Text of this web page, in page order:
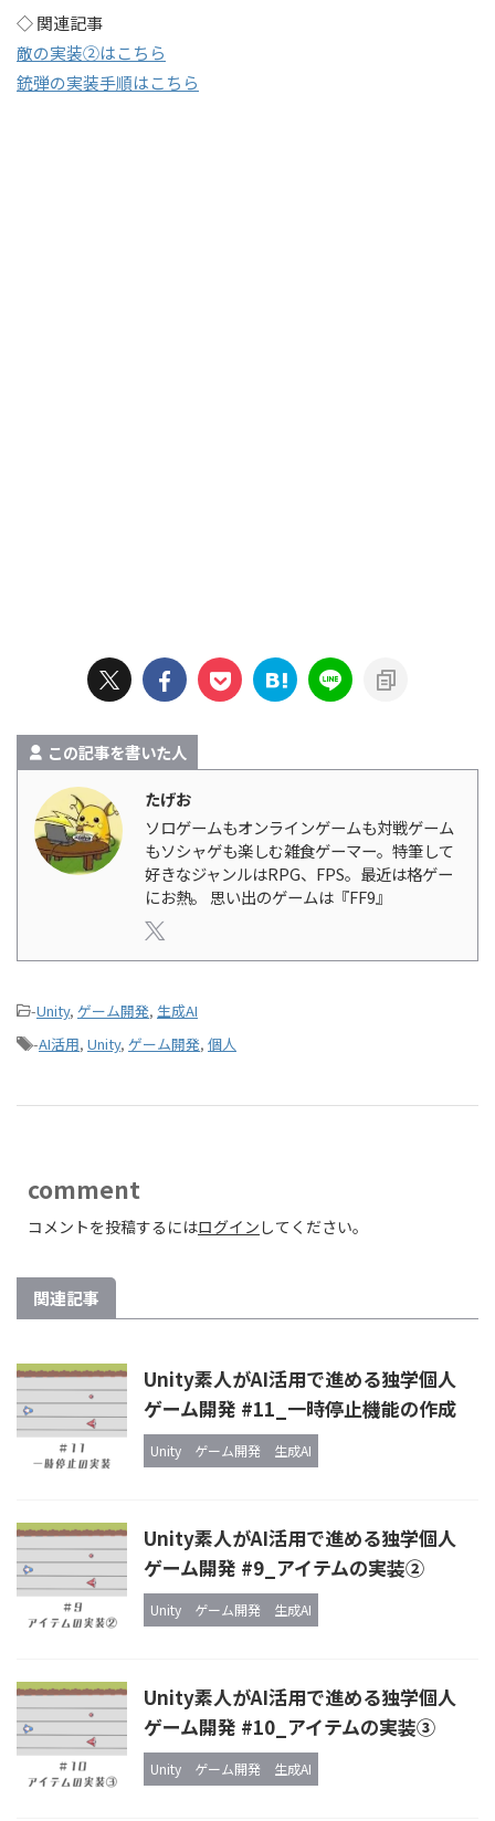
◇ 関連記事
敵の実装②はこちら
銃弾の実装手順はこちら
この記事を書いた人
たげお
ソロゲームもオンラインゲームも対戦ゲーム
もソシャゲも楽しむ雑食ゲーマー。特筆して
好きなジャンルはRPG、FPS。最近は格ゲー
にお熱。 思い出のゲームは『FF9』
-Unity, ゲーム開発, 生成AI
-AI活用, Unity, ゲーム開発, 個人
comment
コメントを投稿するにはログイン してください。
関連記事
Unity素人がAI活用で進める独学個人
ゲーム開発 #11_一時停止機能の作成
Unity ゲーム開発 生成AI
Unity素人がAI活用で進める独学個人
ゲーム開発 #9_アイテムの実装②
Unity ゲーム開発 生成AI
Unity素人がAI活用で進める独学個人
ゲーム開発 #10_アイテムの実装③
Unity ゲーム開発 生成AI